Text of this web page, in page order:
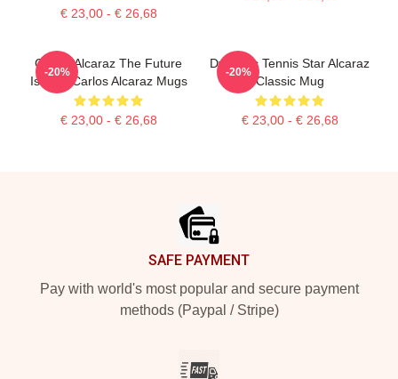
€ 23,00 - € 26,68
Carlos Alcaraz The Future
Is Now Carlos Alcaraz Mugs
€ 23,00 - € 26,68
-20%
Dynamic Tennis Star Alcaraz
Classic Mug
€ 23,00 - € 26,68
-20%
SAFE PAYMENT
Pay with world's most popular and secure payment
methods (Paypal / Stripe)